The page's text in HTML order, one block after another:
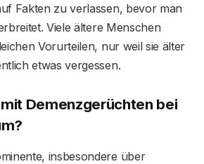
Fakten zu verlassen, bevor man
Viele ältere Menschen
Vorurteilen, nur weil sie älter
etwas vergessen.
Demenzgerüchten bei
insbesondere über